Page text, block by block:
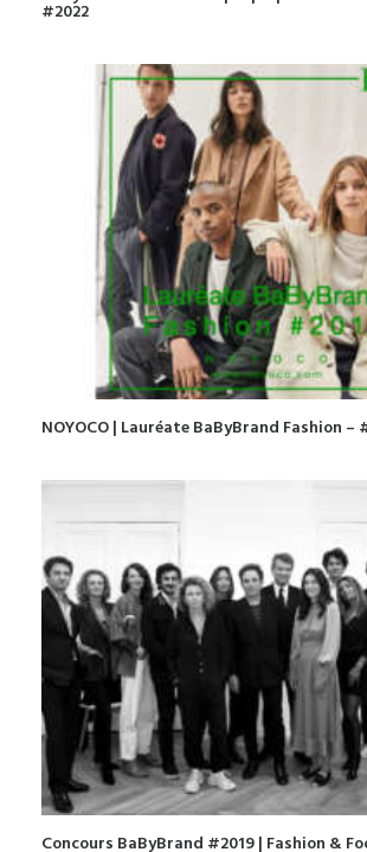
#2022
NOYOCO | Lauréate BaByBrand Fashion –
Concours BaByBrand #2019 | Fashion &